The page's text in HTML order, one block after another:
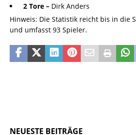
2 Tore – Dirk Anders
Hinweis: Die Statistik reicht bis in die
und umfasst 93 Spieler.
NEUESTE BEITRÄGE